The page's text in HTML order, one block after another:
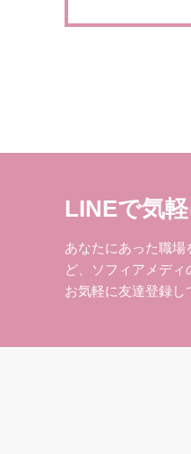
LINEで気
あなたにあった職
ど、ソフィアメディ
お気軽に友達登録し